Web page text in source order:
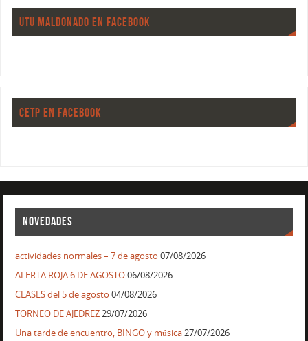
UTU MALDONADO EN FACEBOOK
CETP EN FACEBOOK
NOVEDADES
actividades normales – 7 de agosto 07/08/2026
ALERTA ROJA 6 DE AGOSTO06/08/2026
CLASES del 5 de agosto 04/08/2026
TORNEO DE AJEDREZ29/07/2026
Una tarde de encuentro, BINGO y música27/07/2026